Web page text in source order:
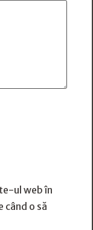
ul web în
o să